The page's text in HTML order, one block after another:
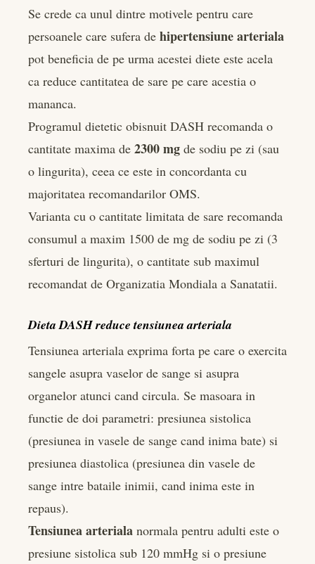
Se crede ca unul dintre motivele pentru care
persoanele care sufera de hipertensiune arteriala
pot beneficia de pe urma acestei diete este acela
ca reduce cantitatea de sare pe care acestia o
mananca.
Programul dietetic obisnuit DASH recomanda o
cantitate maxima de 2300 mg de sodiu pe zi (sau
o lingurita), ceea ce este in concordanta cu
majoritatea recomandarilor OMS.
Varianta cu o cantitate limitata de sare recomanda
consumul a maxim 1500 de mg de sodiu pe zi (3
sferturi de lingurita), o cantitate sub maximul
recomandat de Organizatia Mondiala a Sanatatii.
Dieta DASH reduce tensiunea arteriala
Tensiunea arteriala exprima forta pe care o exercita
sangele asupra vaselor de sange si asupra
organelor atunci cand circula. Se masoara in
functie de doi parametri: presiunea sistolica
(presiunea in vasele de sange cand inima bate) si
presiunea diastolica (presiunea din vasele de
sange intre bataile inimii, cand inima este in
repaus).
Tensiunea arteriala normala pentru adulti este o
presiune sistolica sub 120 mmHg si o presiune